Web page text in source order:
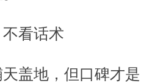
看话术
地，但口碑才是